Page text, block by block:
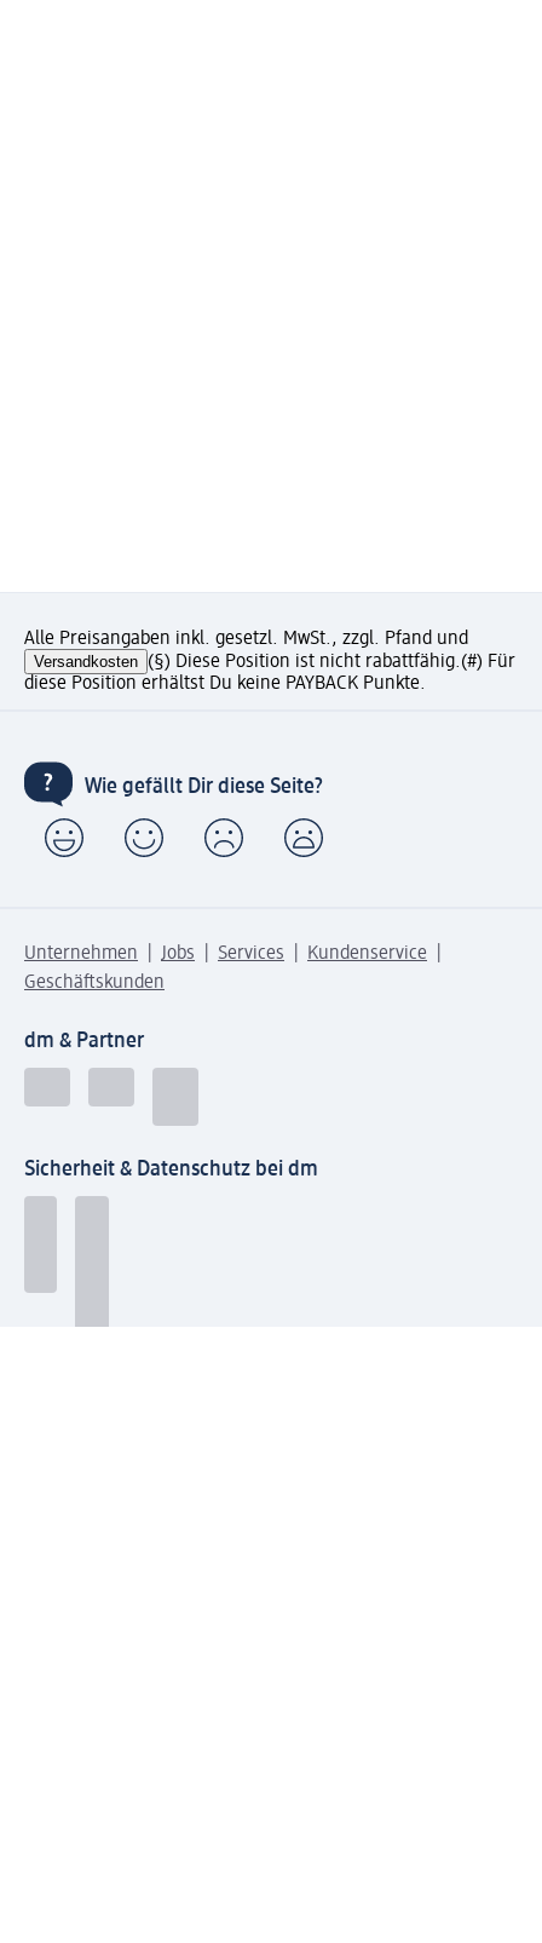
Alle Preisangaben inkl. gesetzl. MwSt., zzgl. Pfand und
Versandkosten (§) Diese Position ist nicht rabattfähig.(#) Für
diese Position erhältst Du keine PAYBACK Punkte.
Wie gefällt Dir diese Seite?
Unternehmen Jobs Services
Kundenservice
Geschäftskunden
dm & Partner
Sicherheit & Datenschutz bei dm